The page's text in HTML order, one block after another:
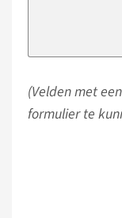
(Velden met
formulier te